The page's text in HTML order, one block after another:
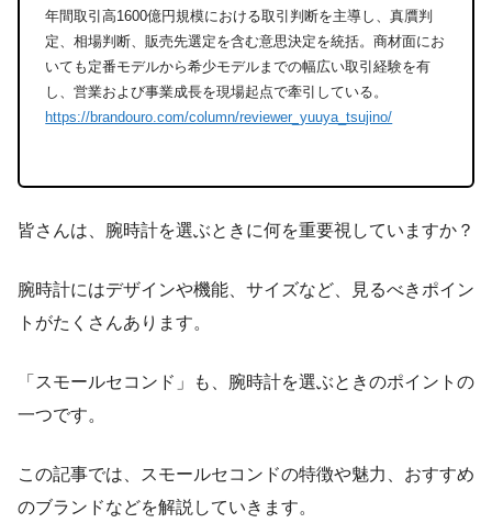
年間取引高1600億円規模における取引判断を主導し、真贋判
定、相場判断、販売先選定を含む意思決定を統括。商材面にお
いても定番モデルから希少モデルまでの幅広い取引経験を有
し、営業および事業成長を現場起点で牽引している。
https://brandouro.com/column/reviewer_yuuya_tsujino/
皆さんは、腕時計を選ぶときに何を重要視していますか？
腕時計にはデザインや機能、サイズなど、見るべきポイン
トがたくさんあります。
「スモールセコンド」も、腕時計を選ぶときのポイントの
一つです。
この記事では、スモールセコンドの特徴や魅力、おすすめ
のブランドなどを解説していきます。